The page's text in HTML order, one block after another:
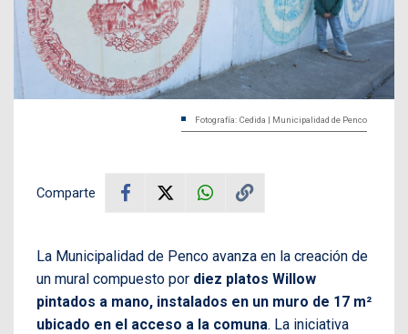
Fotografía: Cedida | Municipalidad de Penco
Comparte
La Municipalidad de Penco avanza en la creación de
un mural compuesto por diez platos Willow
pintados a mano, instalados en un muro de 17 m²
ubicado en el acceso a la comuna. La iniciativa